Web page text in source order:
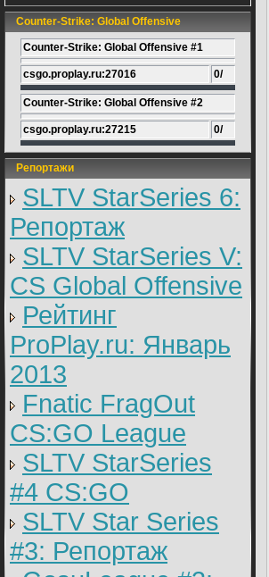
Counter-Strike: Global Offensive
Counter-Strike: Global Offensive #1
csgo.proplay.ru:27016 0/
Counter-Strike: Global Offensive #2
csgo.proplay.ru:27215 0/
Репортажи
SLTV StarSeries 6:
Репортаж
SLTV StarSeries V:
CS Global Offensive
Рейтинг
ProPlay.ru: Январь
2013
Fnatic FragOut
CS:GO League
SLTV StarSeries
#4 CS:GO
SLTV Star Series
#3: Репортаж